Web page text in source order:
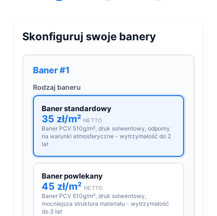
Skonfiguruj swoje banery
Baner #1
Rodzaj baneru
Baner standardowy
35 zł/m² NETTO
Baner PCV 510g/m², druk solwentowy, odporny
na warunki atmosferyczne - wytrzymałość do 2
lat
Baner powlekany
45 zł/m² NETTO
Baner PCV 610g/m², druk solwentowy,
mocniejsza struktura materiału - wytrzymałość
do 3 lat